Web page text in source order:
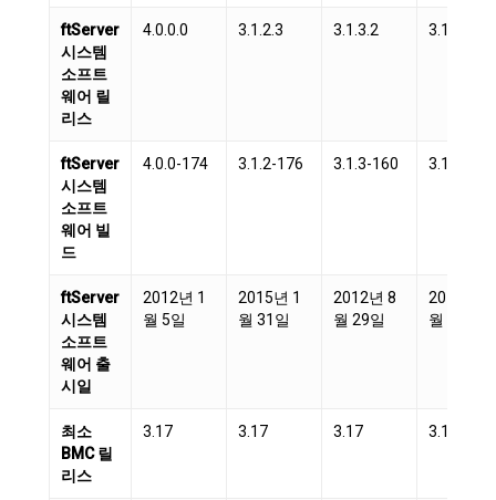
ftServer
시스템
소프트
웨어 릴
리스
4.0.0.0 3.1.2.3 3.1.3.2 3.1.4.5
ftServer
시스템
소프트
웨어 빌
드
4.0.0-174 3.1.2-176 3.1.3-160 3.1.4-175
ftServer
시스템
소프트
웨어 출
시일
2012년 1
월 5일
2015년 1
월 31일
2012년 8
월 29일
2013년
월 17일
최소
BMC 릴
리스
3.17 3.17 3.17 3.19